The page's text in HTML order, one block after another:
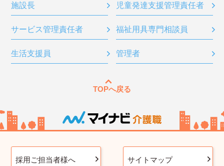
施設長 児童発達支援管理責任者
サービス管理責任者 福祉用具専門相談員
生活支援員 管理者
TOPへ戻る
採用ご担当者様へ サイトマップ